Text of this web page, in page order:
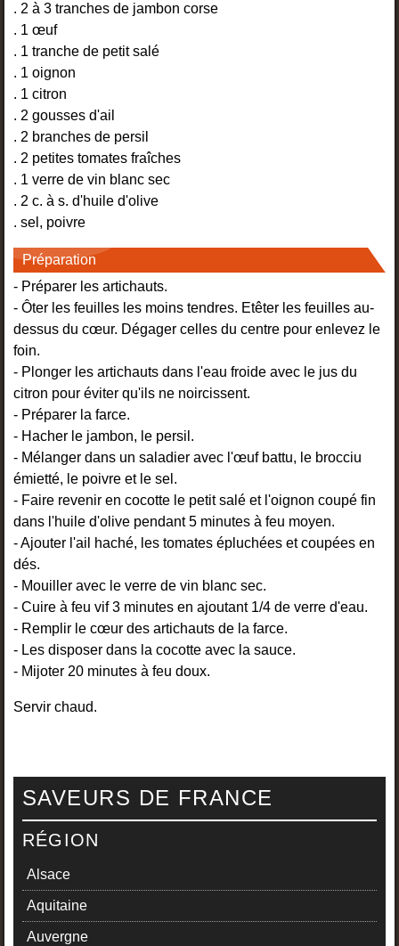
. 2 à 3 tranches de jambon corse
. 1 œuf
. 1 tranche de petit salé
. 1 oignon
. 1 citron
. 2 gousses d'ail
. 2 branches de persil
. 2 petites tomates fraîches
. 1 verre de vin blanc sec
. 2 c. à s. d'huile d'olive
. sel, poivre
Préparation
- Préparer les artichauts.
- Ôter les feuilles les moins tendres. Etêter les feuilles au-
dessus du cœur. Dégager celles du centre pour enlevez le
foin.
- Plonger les artichauts dans l'eau froide avec le jus du
citron pour éviter qu'ils ne noircissent.
- Préparer la farce.
- Hacher le jambon, le persil.
- Mélanger dans un saladier avec l'œuf battu, le brocciu
émietté, le poivre et le sel.
- Faire revenir en cocotte le petit salé et l'oignon coupé fin
dans l'huile d'olive pendant 5 minutes à feu moyen.
- Ajouter l'ail haché, les tomates épluchées et coupées en
dés.
- Mouiller avec le verre de vin blanc sec.
- Cuire à feu vif 3 minutes en ajoutant 1/4 de verre d'eau.
- Remplir le cœur des artichauts de la farce.
- Les disposer dans la cocotte avec la sauce.
- Mijoter 20 minutes à feu doux.
Servir chaud.
SAVEURS DE FRANCE
RÉGION
Alsace
Aquitaine
Auvergne